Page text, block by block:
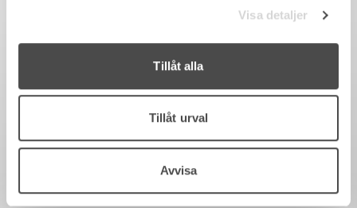
Visa detaljer
Tillåt alla
Tillåt urval
Avvisa